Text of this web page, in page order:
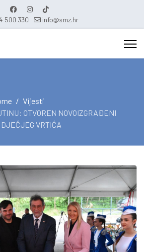
500 330 info@smz.hr
Vijesti
OTVOREN NOVOIZGRAĐENI
VRTIĆA